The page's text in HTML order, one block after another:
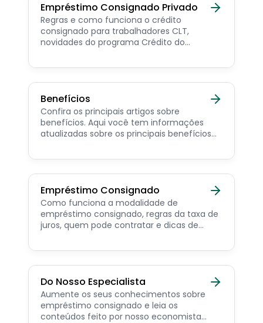
Empréstimo Consignado Privado
Regras e como funciona o crédito
consignado para trabalhadores CLT,
novidades do programa Crédito do
consignado privado.
Benefícios
Confira os principais artigos sobre
benefícios. Aqui você tem informações
atualizadas sobre os principais benefícios
pensionista e beneficiários de programas
Empréstimo Consignado
Como funciona a modalidade de
empréstimo consignado, regras da taxa de
juros, quem pode contratar e dicas de
Do Nosso Especialista
Aumente os seus conhecimentos sobre
empréstimo consignado e leia os
conteúdos feito por nosso economista